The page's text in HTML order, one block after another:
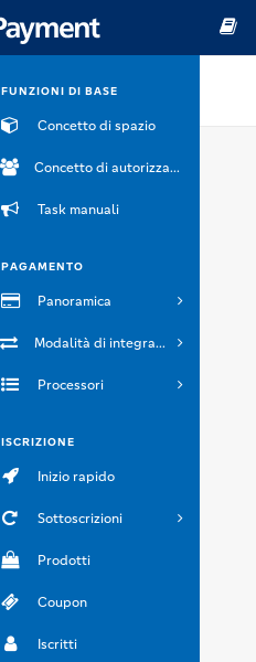
FUNZIONI DI BASE
Concetto di spazio
Concetto di autorizzazione
Task manuali
PAGAMENTO
Panoramica
Modalità di integrazione
Processori
ISCRIZIONE
Inizio rapido
Sottoscrizioni
Prodotti
Coupon
Iscritti